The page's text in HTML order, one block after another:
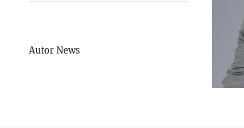
Autor News